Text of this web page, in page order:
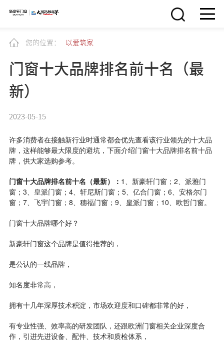
您的位置： 以爱筑家
门窗十大品牌排名前十名（最
新）
2023-05-15
许多消费者在接触新行业时通常都会优先查看该行业领先的十大品
牌，这样能够最大限度的避坑，下面介绍门窗十大品牌排名前十品
牌，供大家选购参考。
门窗十大品牌排名前十名（最新）： 1、新豪轩门窗；2、派雅门
窗；3、皇派门窗；4、轩尼斯门窗；5、亿合门窗；6、安格尔门
窗；7、飞宇门窗；8、穗福门窗；9、皇派门窗；10、欧哲门窗。
门窗十大品牌哪个好？
新豪轩门窗这个品牌是值得推荐的，
是公认的一线品牌，
知名度非常高，
拥有十几年深厚技术积淀，市场欢迎度和口碑都非常的好，
有专业性强、效率高的研发团队，还跟欧洲门窗相关企业深度合
作，引进先进设备、配件、技术和质检体系，